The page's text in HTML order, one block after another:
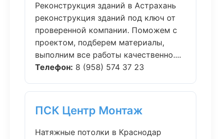
Реконструкция зданий в Астрахань
реконструкция зданий под ключ от
проверенной компании. Поможем с
проектом, подберем материалы,
выполним все работы качественно....
Телефон: 8 (958) 574 37 23
ПСК Центр Монтаж
Натяжные потолки в Краснодар